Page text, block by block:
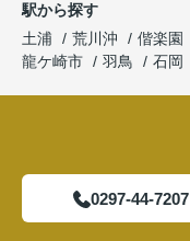
駅から探す
土浦
荒川沖 偕楽園
龍ケ崎市
羽鳥 石岡
0297-44-7207